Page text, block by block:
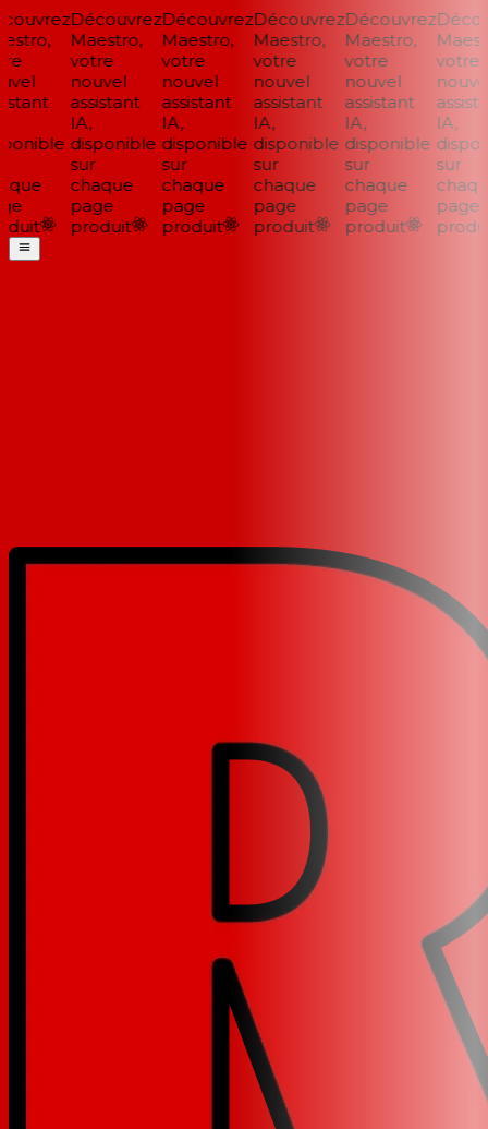
Découvrez
Maestro,
votre
nouvel
assistant
IA,
disponible
sur
chaque
page
produit
Découvrez
Maestro,
votre
nouvel
assistant
IA,
disponible
sur
chaque
page
produit
Découvrez
Maestro,
votre
nouvel
assistant
IA,
disponible
sur
chaque
page
produit
Découvrez
Maestro,
votre
nouvel
assistant
IA,
disponible
sur
chaque
page
produit
votre
nouvel
IA,
sur
page
produit